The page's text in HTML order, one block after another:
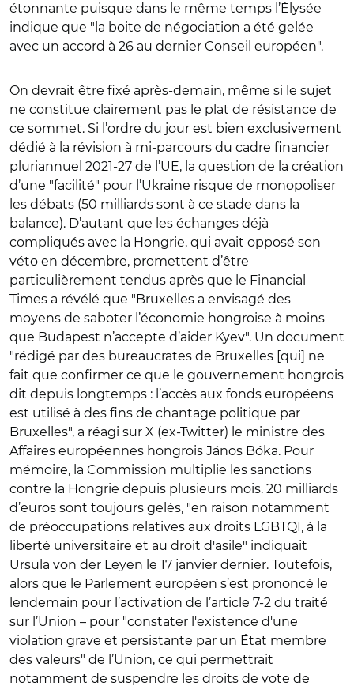
étonnante puisque dans le même temps l’Élysée
indique que "la boite de négociation a été gelée
avec un accord à 26 au dernier Conseil européen".
On devrait être fixé après-demain, même si le sujet
ne constitue clairement pas le plat de résistance de
ce sommet. Si l’ordre du jour est bien exclusivement
dédié à la révision à mi-parcours du cadre financier
pluriannuel 2021-27 de l’UE, la question de la création
d’une "facilité" pour l’Ukraine risque de monopoliser
les débats (50 milliards sont à ce stade dans la
balance). D’autant que les échanges déjà
compliqués avec la Hongrie, qui avait opposé son
véto en décembre, promettent d’être
particulièrement tendus après que le Financial
Times a révélé que "Bruxelles a envisagé des
moyens de saboter l’économie hongroise à moins
que Budapest n’accepte d’aider Kyev". Un document
"rédigé par des bureaucrates de Bruxelles [qui] ne
fait que confirmer ce que le gouvernement hongrois
dit depuis longtemps : l’accès aux fonds européens
est utilisé à des fins de chantage politique par
Bruxelles", a réagi sur X (ex-Twitter) le ministre des
Affaires européennes hongrois János Bóka. Pour
mémoire, la Commission multiplie les sanctions
contre la Hongrie depuis plusieurs mois. 20 milliards
d’euros sont toujours gelés, "en raison notamment
de préoccupations relatives aux droits LGBTQI, à la
liberté universitaire et au droit d'asile" indiquait
Ursula von der Leyen le 17 janvier dernier. Toutefois,
alors que le Parlement européen s’est prononcé le
lendemain pour l’activation de l’article 7-2 du traité
sur l’Union – pour "constater l'existence d'une
violation grave et persistante par un État membre
des valeurs" de l’Union, ce qui permettrait
notamment de suspendre les droits de vote de